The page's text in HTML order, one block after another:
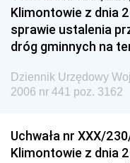
Klimontowie z dnia
sprawie ustalenia
dróg gminnych na
Dziennik Urzędowy
2006 nr 441 poz. 3162
Uchwała nr XXX/
Klimontowie z dnia